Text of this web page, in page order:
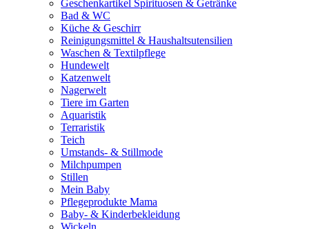
Geschenkartikel Spirituosen & Getränke
Bad & WC
Küche & Geschirr
Reinigungsmittel & Haushaltsutensilien
Waschen & Textilpflege
Hundewelt
Katzenwelt
Nagerwelt
Tiere im Garten
Aquaristik
Terraristik
Teich
Umstands- & Stillmode
Milchpumpen
Stillen
Mein Baby
Pflegeprodukte Mama
Baby- & Kinderbekleidung
Wickeln